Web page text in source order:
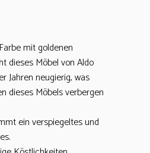
mit goldenen
dieses Möbel von Aldo
Jahren neugierig, was
dieses Möbels verbergen
ein verspiegeltes und